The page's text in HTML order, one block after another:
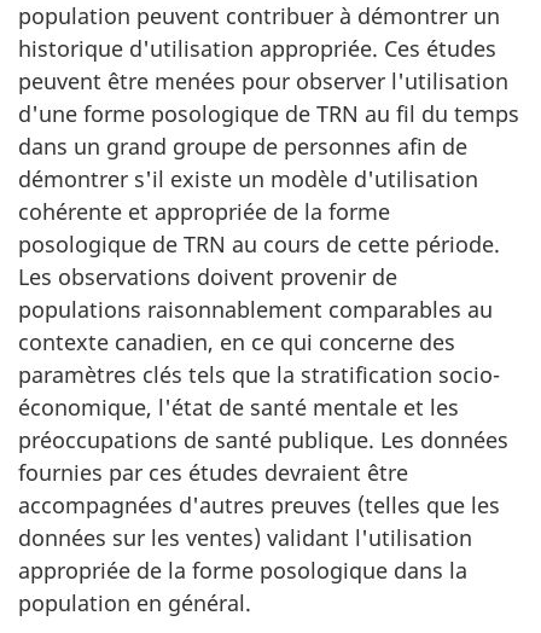
population peuvent contribuer à démontrer un
historique d'utilisation appropriée. Ces études
peuvent être menées pour observer l'utilisation
d'une forme posologique de TRN au fil du temps
dans un grand groupe de personnes afin de
démontrer s'il existe un modèle d'utilisation
cohérente et appropriée de la forme
posologique de TRN au cours de cette période.
Les observations doivent provenir de
populations raisonnablement comparables au
contexte canadien, en ce qui concerne des
paramètres clés tels que la stratification socio-
économique, l'état de santé mentale et les
préoccupations de santé publique. Les données
fournies par ces études devraient être
accompagnées d'autres preuves (telles que les
données sur les ventes) validant l'utilisation
appropriée de la forme posologique dans la
population en général.